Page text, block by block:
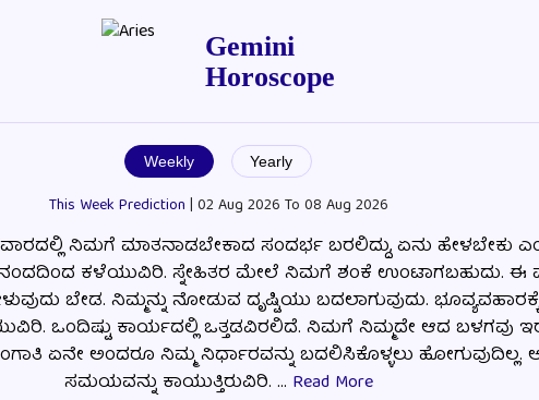
Gemini
Horoscope
Weekly Yearly
This Week Prediction | 02 Aug 2026 To 08 Aug 2026
ನಿಮಗೆ ಮಾತನಾಡಬೇಕಾದ ಸಂದರ್ಭ ಬರಲಿದ್ದು, ಏನು ಹೇಳಬೇಕು
ಕಳೆಯುವಿರಿ. ಸ್ನೇಹಿತರ ಮೇಲೆ ನಿಮಗೆ ಶಂಕೆ ಉಂಟಾಗಬಹುದು. ಈ
ಬೇಡ. ನಿಮ್ಮನ್ನು ನೋಡುವ ದೃಷ್ಟಿಯು ಬದಲಾಗುವುದು.
ಒಂದಿಷ್ಟು ಕಾರ್ಯದಲ್ಲಿ ಒತ್ತಡವಿರಲಿದೆ. ನಿಮಗೆ ನಿಮ್ಮದೇ ಆದ ಬಳಗವು
ಏನೇ ಅಂದರೂ ನಿಮ್ಮ ನಿರ್ಧಾರವನ್ನು ಬದಲಿಸಿಕೊಳ್ಳಲು ಹೋಗುವುದಿಲ್ಲ‌.
ಸಮಯವನ್ನು ಕಾಯುತ್ತಿರುವಿರಿ. ... Read More